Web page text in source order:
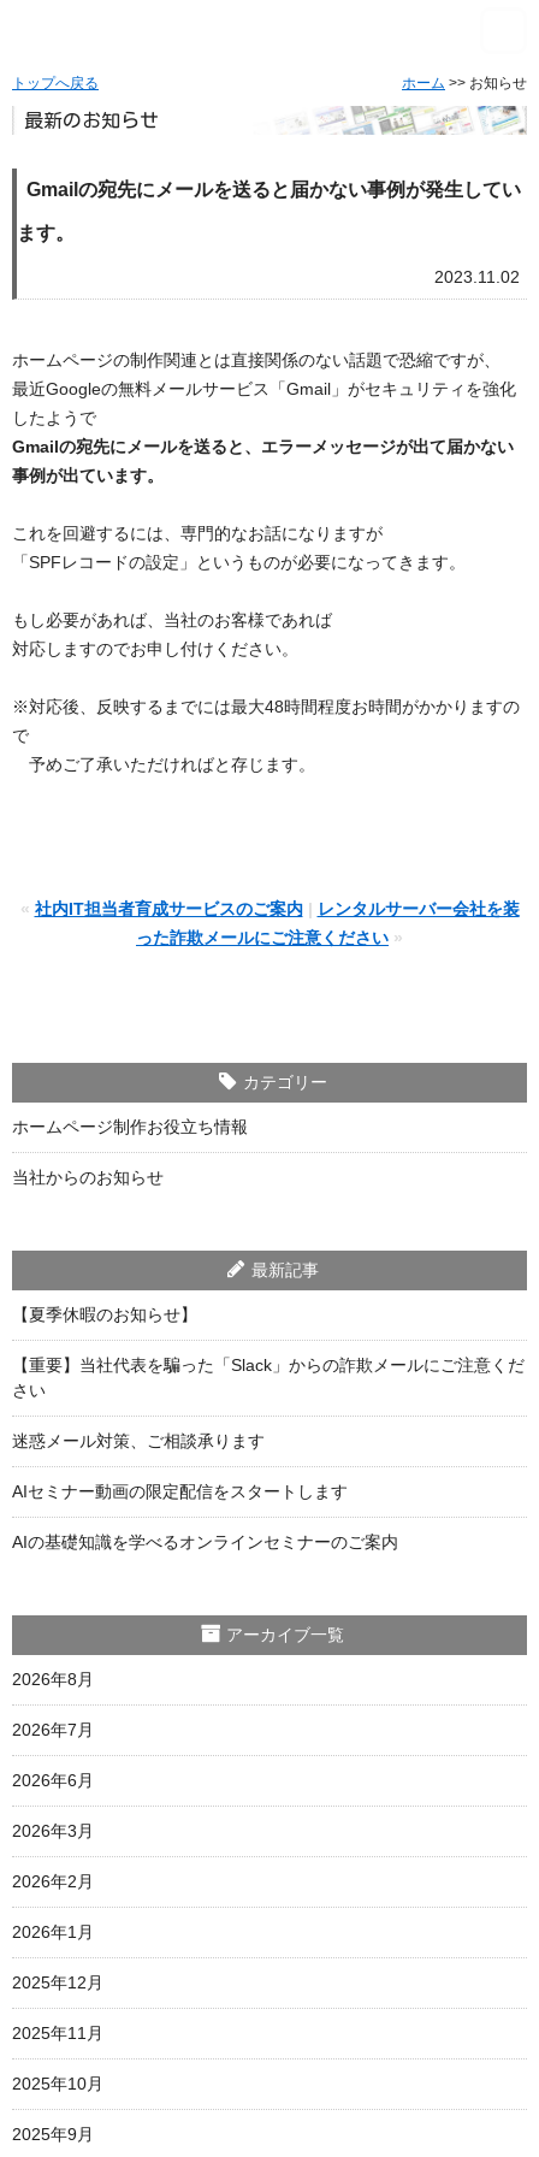
トップへ戻る ホーム >> お知らせ
最新のお知らせ
Gmailの宛先にメールを送ると届かない事例が発生してい
ます。
2023.11.02
ホームページの制作関連とは直接関係のない話題で恐縮ですが、
最近Googleの無料メールサービス「Gmail」 がセキュリティを強化
したようで
Gmailの宛先にメールを送ると、 エラーメッセージが出て届かない
事例が出ています。
これを回避するには、専門的なお話になりますが
「SPFレコードの設定」というものが必要になってきます。
もし必要があれば、当社のお客様であれば
対応しますのでお申し付けください。
※対応後、
反映するまでには最大48時間程度お時間がかかりますの
で
予めご了承いただければと存じます。
« 社内IT担当者育成サービスのご案内| レンタルサーバー会社を装
った詐欺メールにご注意ください »
カテゴリー
ホームページ制作お役立ち情報
当社からのお知らせ
最新記事
【夏季休暇のお知らせ】
【重要】当社代表を騙った「Slack」からの詐欺メールにご注意くだ
さい
迷惑メール対策、ご相談承ります
AIセミナー動画の限定配信をスタートします
AIの基礎知識を学べるオンラインセミナーのご案内
アーカイブ一覧
2026年8月
2026年7月
2026年6月
2026年3月
2026年2月
2026年1月
2025年12月
2025年11月
2025年10月
2025年9月